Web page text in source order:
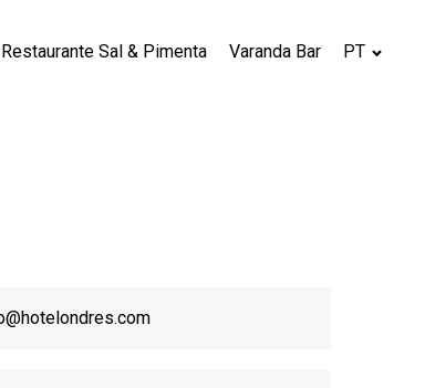
Restaurante Sal & Pimenta Varanda Bar PT